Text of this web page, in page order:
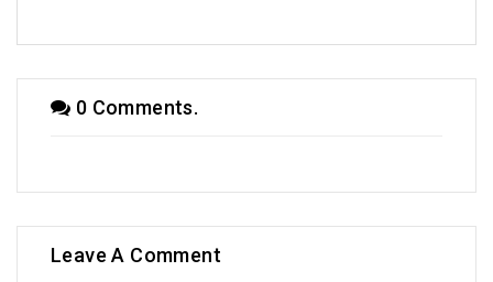
0 Comments.
Leave A Comment